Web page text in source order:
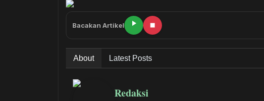
Bacakan Artikel
About Latest Posts
Redaksi